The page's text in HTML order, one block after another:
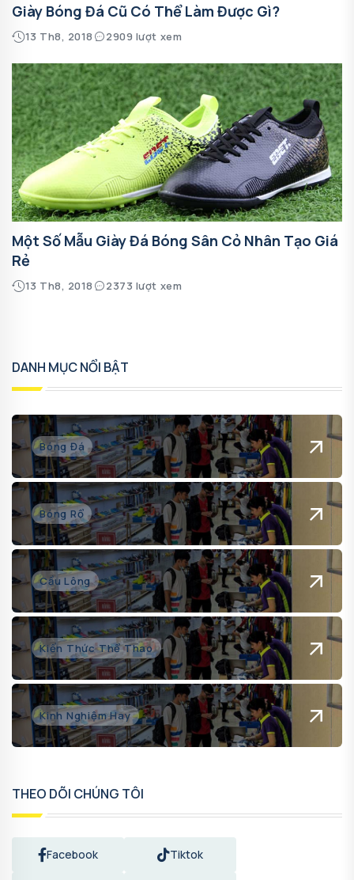
Giày Bóng Đá Cũ Có Thể Làm Được Gì?
13 Th8, 2018 2909 lượt xem
Một Số Mẫu Giày Đá Bóng Sân Cỏ Nhân Tạo Giá
Rẻ
13 Th8, 2018 2373 lượt xem
DANH MỤC NỔI BẬT
Bóng Đá
Bóng Rổ
Cầu Lông
Kiến Thức Thể Thao
Kinh Nghiệm Hay
THEO DÕI CHÚNG TÔI
Facebook Tiktok